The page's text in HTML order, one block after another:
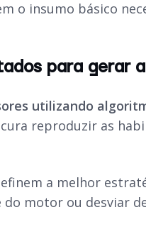
o insumo básico
para gerar
utilizando
reproduzir as
a melhor
motor ou desviar